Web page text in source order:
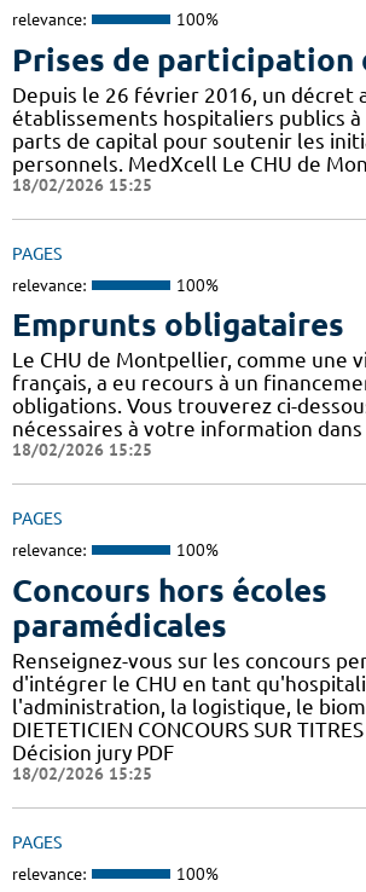
relevance: 100%
Prises de participation
Depuis le 26 février 2016, un décret
établissements hospitaliers publics
parts de capital pour soutenir les
personnels. MedXcell Le CHU de
18/02/2026 15:25
PAGES
relevance: 100%
Emprunts obligataires
Le CHU de Montpellier, comme une
français, a eu recours à un
obligations. Vous trouverez ci-
nécessaires à votre information dans
18/02/2026 15:25
PAGES
relevance: 100%
Concours hors écoles
paramédicales
Renseignez-vous sur les concours
d'intégrer le CHU en tant
l'administration, la logistique, le
DIETETICIEN CONCOURS SUR
Décision jury PDF
18/02/2026 15:25
PAGES
relevance: 100%